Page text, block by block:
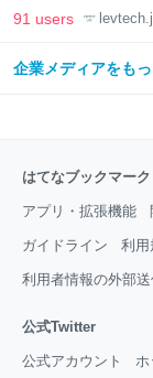
LAB
91 users
企業メディアをも
はてなブックマーク
アプリ・拡張機能
ガイドライン 利用
利用者情報の外部
公式Twitter
公式アカウント